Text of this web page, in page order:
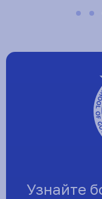
Узнайте